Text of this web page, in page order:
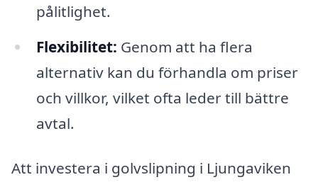
pålitlighet.
Flexibilitet: Genom att ha flera
alternativ kan du förhandla om priser
och villkor, vilket ofta leder till bättre
avtal.
Att investera i golvslipning i Ljungaviken